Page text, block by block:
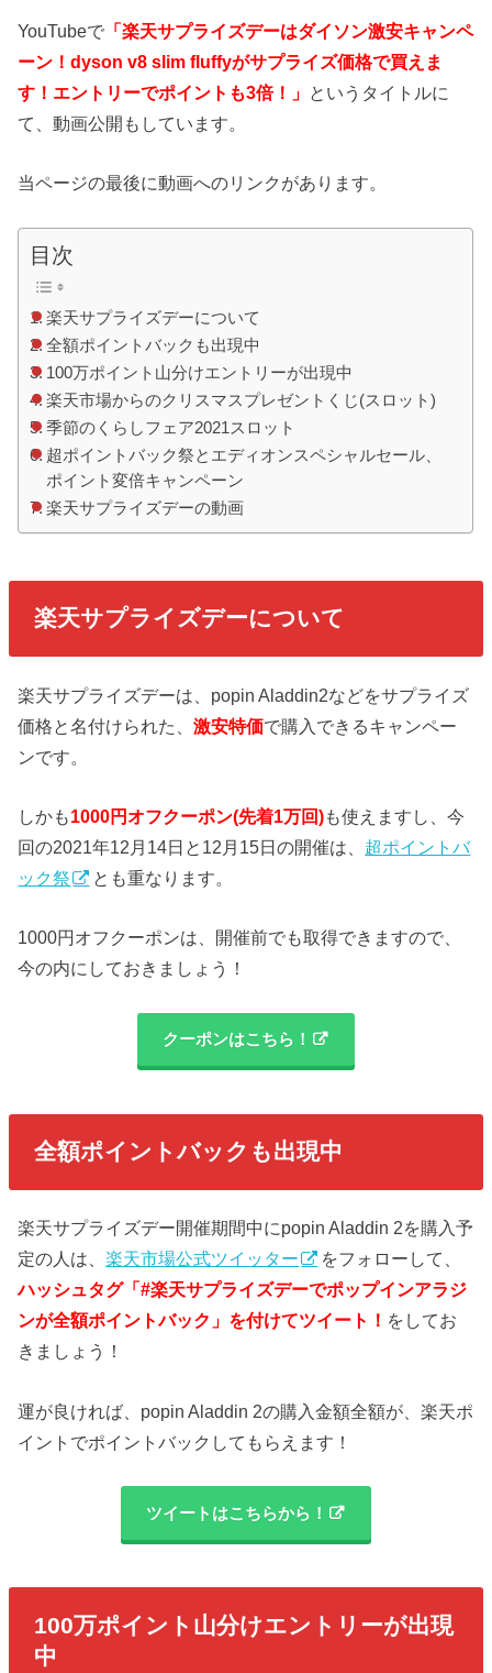
YouTubeで 「楽天サプライズデーはダイソン激安キャンペ
ーン！dyson v8 slim fluffyがサプライズ価格で買えま
す！エントリーでポイントも3倍！」 というタイトルに
て、動画公開もしています。
当ページの最後に動画へのリンクがあります。
目次
楽天サプライズデーについて
全額ポイントバックも出現中
100万ポイント山分けエントリーが出現中
楽天市場からのクリスマスプレゼントくじ(スロット)
季節のくらしフェア2021スロット
超ポイントバック祭とエディオンスペシャルセール、
ポイント変倍キャンペーン
楽天サプライズデーの動画
楽天サプライズデーについて
楽天サプライズデーは、popin Aladdin2などをサプライズ
価格と名付けられた、激安特価で購入できるキャンペー
ンです。
しかも1000円オフクーポン(先着1万回)も使えますし、今
回の2021年12月14日と12月15日の開催は、 超ポイントバ
ック祭
とも重なります。
1000円オフクーポンは、開催前でも取得できますので、
今の内にしておきましょう！
クーポンはこちら！
全額ポイントバックも出現中
楽天サプライズデー開催期間中にpopin Aladdin 2を購入予
定の人は、楽天市場公式ツイッター
をフォローして、
ハッシュタグ「#楽天サプライズデーでポップインアラジ
ンが全額ポイントバック」を付けてツイート！ をしてお
きましょう！
運が良ければ、popin Aladdin 2の購入金額全額が、楽天ポ
イントでポイントバックしてもらえます！
ツイートはこちらから！
100万ポイント山分けエントリーが出現
中